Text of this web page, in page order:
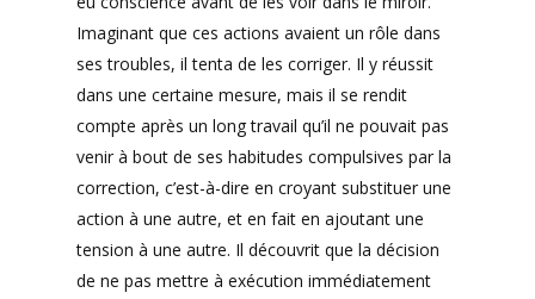
Imaginant que ces actions avaient un rôle dans
ses troubles, il tenta de les corriger. Il y réussit
dans une certaine mesure, mais il se rendit
compte après un long travail qu’il ne pouvait pas
venir à bout de ses habitudes compulsives par la
correction, c’est-à-dire en croyant substituer une
action à une autre, et en fait en ajoutant une
tension à une autre. Il découvrit que la décision
de ne pas mettre à exécution immédiatement